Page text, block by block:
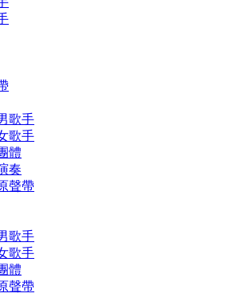
歌手
歌手
體
奏
聲帶
歌手
歌手
體
聲帶